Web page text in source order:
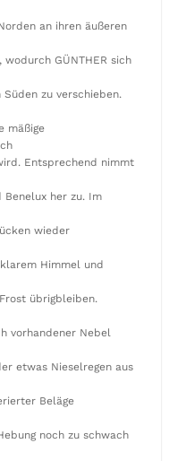
an ihren äußeren
GÜNTHER sich
zu verschieben.
mäßige
Entsprechend nimmt
Benelux her zu. Im
wieder
Himmel und
übrigbleiben.
vorhandener Nebel
etwas Nieselregen aus
Beläge
noch zu schwach